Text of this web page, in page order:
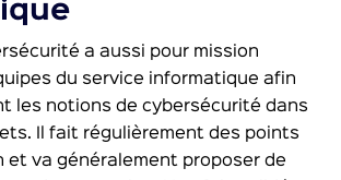
a aussi pour mission
du service informatique afin
les notions de cybersécurité dans
Il fait régulièrement des points
et va généralement proposer de